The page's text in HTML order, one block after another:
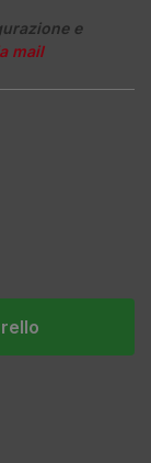
e
mail